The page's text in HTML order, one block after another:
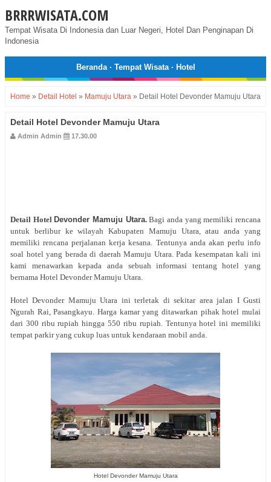
BRRRWISATA.COM
Tempat Wisata Di Indonesia dan Luar Negeri, Hotel Dan Penginapan Di
Indonesia
Beranda· Tempat Wisata· Hotel
Home » Detail Hotel » Mamuju Utara » Detail Hotel Devonder Mamuju Utara
Detail Hotel Devonder Mamuju Utara
Admin Admin 17.30.00
Detail Hotel Devonder Mamuju Utara.Bagi anda yang memiliki rencana
untuk berlibur ke wilayah Kabupaten Mamuju Utara, atau anda yang
memiliki rencana perjalanan kerja kesana. Tentunya anda akan perlu info
soal hotel yang berada di daerah Mamuju Utara. Pada kesempatan kali ini
kami menawarkan kepada anda sebuah informasi tentang hotel yang
bernama Hotel Devonder Mamuju Utara.
Hotel Devonder Mamuju Utara ini terletak di sekitar area jalan I Gusti
Ngurah Rai, Pasangkayu. Harga kamar yang ditawarkan pihak hotel mulai
dari 300 ribu rupiah hingga 550 ribu rupiah. Tentunya hotel ini memiliki
tempat parkir yang cukup luas untuk kendaraan mobil anda.
Hotel Devonder Mamuju Utara